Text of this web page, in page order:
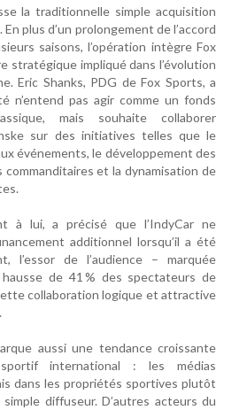
la traditionnelle simple acquisition
plus d’un prolongement de l’accord
saisons, l’opération intègre Fox
stratégique impliqué dans l’évolution
Eric Shanks, PDG de Fox Sports, a
n’entend pas agir comme un fonds
mais souhaite collaborer
sur des initiatives telles que le
événements, le développement des
et la dynamisation de
à lui, a précisé que l’IndyCar ne
additionnel lorsqu’il a été
l’essor de l’audience – marquée
de 41 % des spectateurs de
collaboration logique et attractive
aussi une tendance croissante
international : les médias
dans les propriétés sportives plutôt
diffuseur. D’autres acteurs du